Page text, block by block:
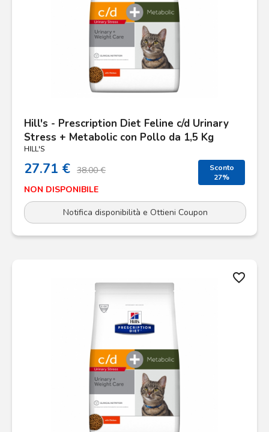
Hill's - Prescription Diet Feline c/d Urinary
Stress + Metabolic con Pollo da 1,5 Kg
HILL'S
27.71 € 38.00 €
Sconto
27%
NON DISPONIBILE
Notifica disponibilità e Ottieni Coupon
favorite_border